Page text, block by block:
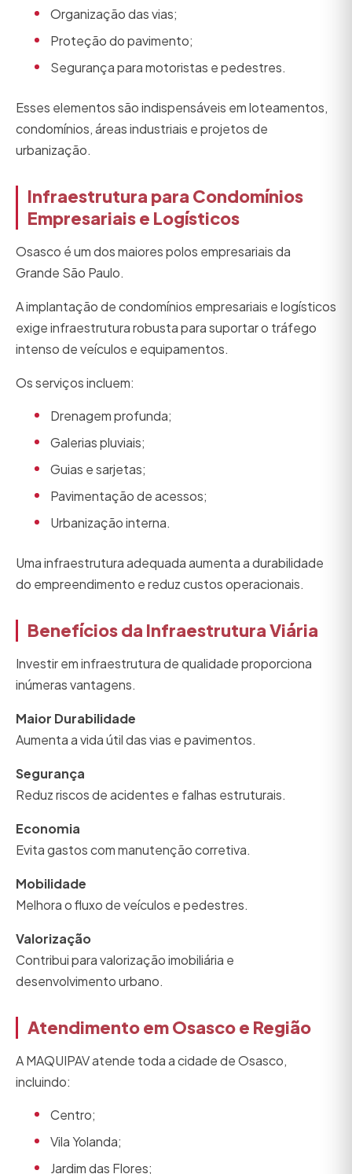
Organização das vias;
Proteção do pavimento;
Segurança para motoristas e pedestres.
Esses elementos são indispensáveis em loteamentos,
condomínios, áreas industriais e projetos de
urbanização.
Infraestrutura para Condomínios
Empresariais e Logísticos
Osasco é um dos maiores polos empresariais da
Grande São Paulo.
A implantação de condomínios empresariais e logísticos
exige infraestrutura robusta para suportar o tráfego
intenso de veículos e equipamentos.
Os serviços incluem:
Drenagem profunda;
Galerias pluviais;
Guias e sarjetas;
Pavimentação de acessos;
Urbanização interna.
Uma infraestrutura adequada aumenta a durabilidade
do empreendimento e reduz custos operacionais.
Benefícios da Infraestrutura Viária
Investir em infraestrutura de qualidade proporciona
inúmeras vantagens.
Maior Durabilidade
Aumenta a vida útil das vias e pavimentos.
Segurança
Reduz riscos de acidentes e falhas estruturais.
Economia
Evita gastos com manutenção corretiva.
Mobilidade
Melhora o fluxo de veículos e pedestres.
Valorização
Contribui para valorização imobiliária e
desenvolvimento urbano.
Atendimento em Osasco e Região
A MAQUIPAV atende toda a cidade de Osasco,
incluindo:
Centro;
Vila Yolanda;
Jardim das Flores;